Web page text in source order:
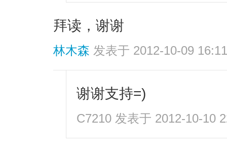
拜读，谢谢
林木森 发表于 2012-10-09 16:11
谢谢支持=)
C7210 发表于 2012-10-10